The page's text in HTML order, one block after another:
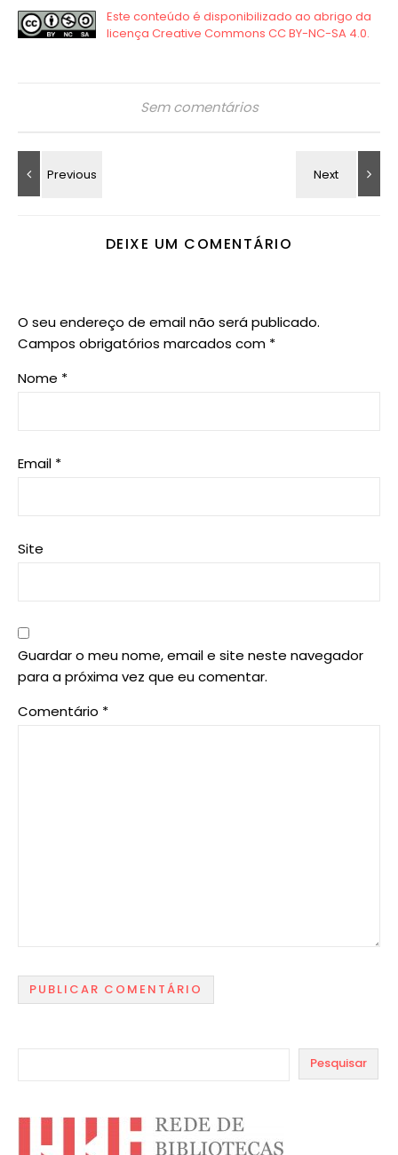
Sem comentários
DEIXE UM COMENTÁRIO
O seu endereço de email não será publicado.
Campos obrigatórios marcados com *
Nome *
Email *
Site
Guardar o meu nome, email e site neste navegador
para a próxima vez que eu comentar.
Comentário *
Pesquisar